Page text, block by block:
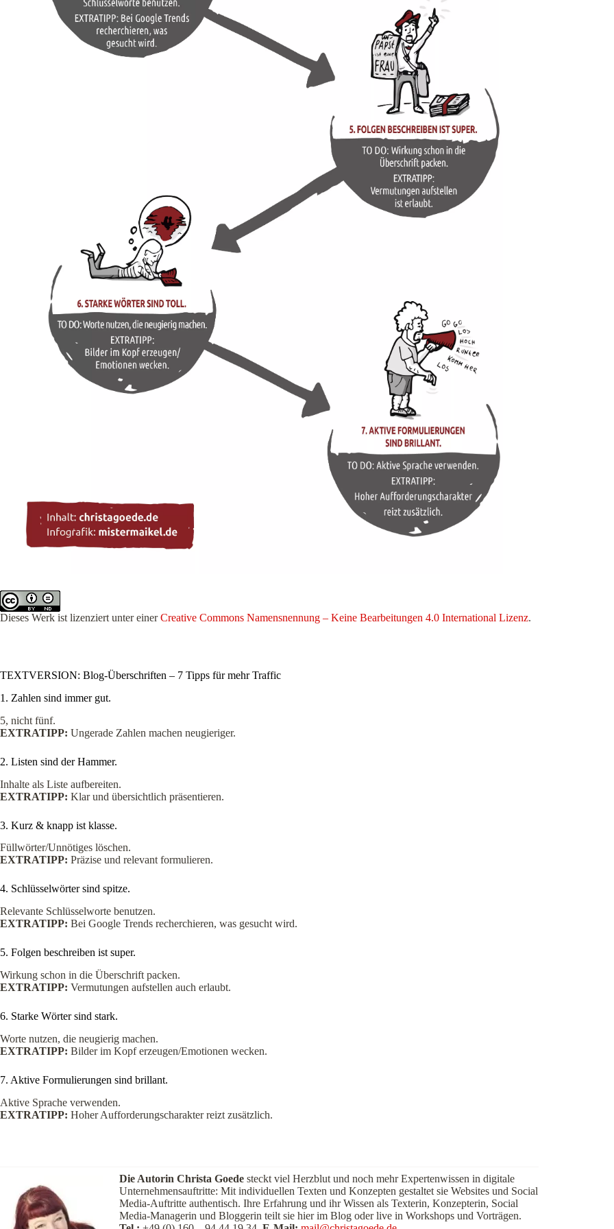
Dieses Werk ist lizenziert unter einerCreative Commons Namensnennung – Keine Bearbeitungen 4.0 International Lizenz.
TEXTVERSION: Blog-Überschriften – 7 Tipps für mehr Traffic
1. Zahlen sind immer gut.
5, nicht fünf.
EXTRATIPP: Ungerade Zahlen machen neugieriger.
2. Listen sind der Hammer.
Inhalte als Liste aufbereiten.
EXTRATIPP: Klar und übersichtlich präsentieren.
3. Kurz & knapp ist klasse.
Füllwörter/Unnötiges löschen.
EXTRATIPP: Präzise und relevant formulieren.
4. Schlüsselwörter sind spitze.
Relevante Schlüsselworte benutzen.
EXTRATIPP: Bei Google Trends recherchieren, was gesucht wird.
5. Folgen beschreiben ist super.
Wirkung schon in die Überschrift packen.
EXTRATIPP: Vermutungen aufstellen auch erlaubt.
6. Starke Wörter sind stark.
Worte nutzen, die neugierig machen.
EXTRATIPP: Bilder im Kopf erzeugen/Emotionen wecken.
7. Aktive Formulierungen sind brillant.
Aktive Sprache verwenden.
EXTRATIPP: Hoher Aufforderungscharakter reizt zusätzlich.
Die Autorin Christa Goede steckt viel Herzblut und noch mehr Expertenwissen in digitale
Unternehmensauftritte: Mit individuellen Texten und Konzepten gestaltet sie Websites und Social
Media-Auftritte authentisch. Ihre Erfahrung und ihr Wissen als Texterin, Konzepterin, Social
Media-Managerin und Bloggerin teilt sie hier im Blog oder live in Workshops und Vorträgen.